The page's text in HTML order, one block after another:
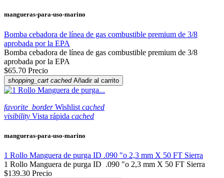
mangueras-para-uso-marino
Bomba cebadora de línea de gas combustible premium de 3/8
aprobada por la EPA
Bomba cebadora de línea de gas combustible premium de 3/8
aprobada por la EPA
$65.70 Precio
shopping_cart cached Añadir al carrito
favorite_border Wishlist cached
visibility Vista rápida cached
mangueras-para-uso-marino
1 Rollo Manguera de purga ID .090 "o 2,3 mm X 50 FT Sierra
1 Rollo Manguera de purga ID .090 "o 2,3 mm X 50 FT Sierra
$139.30 Precio